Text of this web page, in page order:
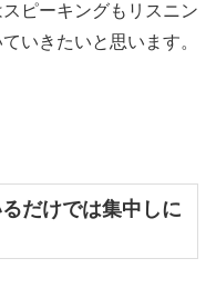
ピーキングもリスニン
いきたいと思います。
だけでは集中しに